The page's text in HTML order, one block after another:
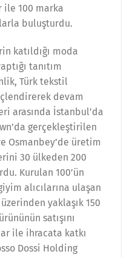
100 marka
buluşturdu.
katıldığı moda
tanıtım
Türk tekstil
devam
arasında İstanbul’da
gerçekleştirilen
Osmanbey’de üretim
30 ülkeden 200
Kurulan 100’ün
alıcılarına ulaşan
yaklaşık 150
satışını
ile ihracata katkı
Dossi Holding